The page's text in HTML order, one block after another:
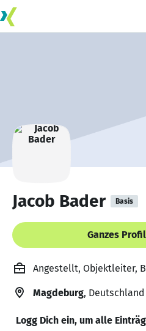
Jacob Bader Basis
Ganzes
Angestellt, Objektleiter,
Magdeburg, Deutschland
Logg Dich ein, um alle